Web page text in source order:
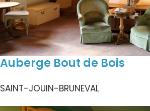
Auberge Bout de Bois
SAINT-JOUIN-BRUNEVAL